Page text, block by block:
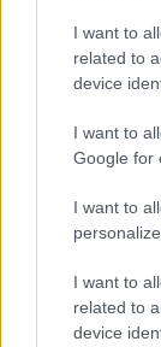
I want to
related to
device
I want to
Google for
I want to
I want to
related to
device
We
—
καθώς το